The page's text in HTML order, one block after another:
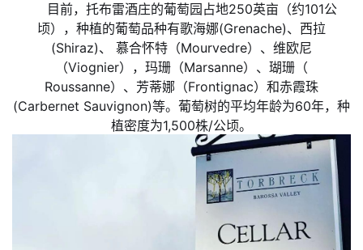
目前，托布雷酒庄的葡萄园占地250英亩（约101公
顷），种植的葡萄品种有歌海娜(Grenache)、西拉
(Shiraz)、 慕合怀特（Mourvedre）、维欧尼
（Viognier），玛珊（Marsanne）、瑚珊（
Roussanne）、芳蒂娜（Frontignac）和赤霞珠
(Carbernet Sauvignon)等。葡萄树的平均年龄为60年，种
植密度为1,500株/公顷。